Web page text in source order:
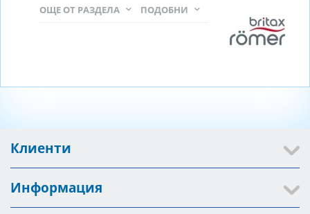
ПОДОБНИ
ОЩЕ ОТ РАЗДЕЛА
Клиенти
Информация